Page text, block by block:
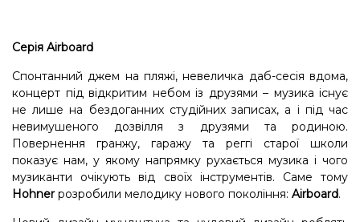
Серія Airboard
Спонтанний джем на пляжі, невеличка даб-сесія вдома,
концерт під відкритим небом із друзями – музика існує
не лише на бездоганних студійних записах, а і під час
невимушеного дозвілля з друзями та родиною.
Повернення гранжу, гаражу та реггі старої школи
показує нам, у якому напрямку рухається музика і чого
музиканти очікують від своїх інструментів. Саме тому
Hohnerрозробили мелодику нового покоління: Airboard.